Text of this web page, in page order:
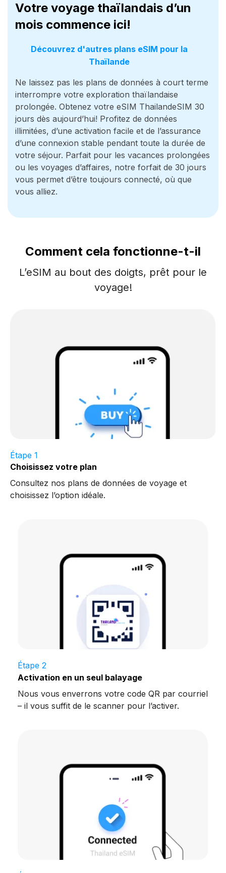
Votre voyage thaïlandais d’un
mois commence ici!
Découvrez d'autres plans eSIM pour la
Thaïlande
Ne laissez pas les plans de données à court terme
interrompre votre exploration thaïlandaise
prolongée. Obtenez votre eSIM ThailandeSIM 30
jours dès aujourd’hui! Profitez de données
illimitées, d’une activation facile et de l’assurance
d’une connexion stable pendant toute la durée de
votre séjour. Parfait pour les vacances prolongées
ou les voyages d’affaires, notre forfait de 30 jours
vous permet d’être toujours connecté, où que
vous alliez.
Comment cela fonctionne-t-il
L’eSIM au bout des doigts, prêt pour le
voyage!
Étape 1
Choisissez votre plan
Consultez nos plans de données de voyage et
choisissez l’option idéale.
Étape 2
Activation en un seul balayage
Nous vous enverrons votre code QR par courriel
– il vous suffit de le scanner pour l’activer.